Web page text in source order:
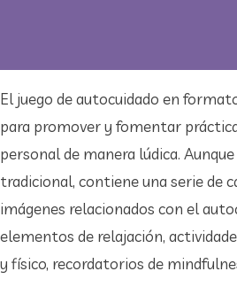
El juego de autocuidado en
para promover y fomentar
personal de manera lúdica.
tradicional, contiene una serie de
imágenes relacionados con el
elementos de relajación,
y físico, recordatorios de